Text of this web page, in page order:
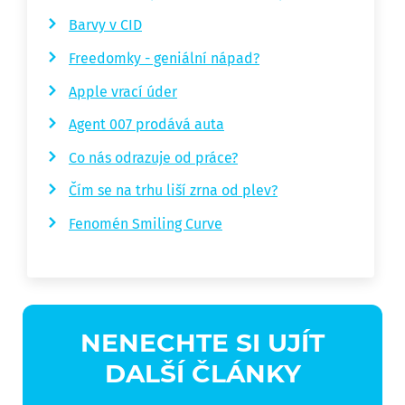
Barvy v CID
Freedomky - geniální nápad?
Apple vrací úder
Agent 007 prodává auta
Co nás odrazuje od práce?
Čím se na trhu liší zrna od plev?
Fenomén Smiling Curve
NENECHTE SI UJÍT
DALŠÍ ČLÁNKY